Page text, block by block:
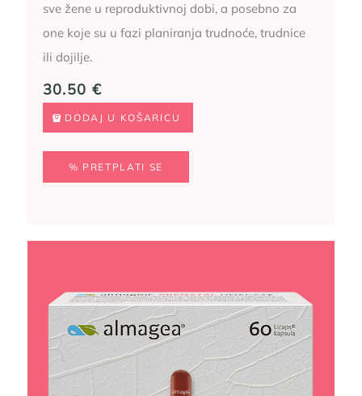
sve žene u reproduktivnoj dobi, a posebno za
one koje su u fazi planiranja trudnoće, trudnice
ili dojilje.
30.50€
DODAJ U KOŠARICU
% PRETPLATI SE